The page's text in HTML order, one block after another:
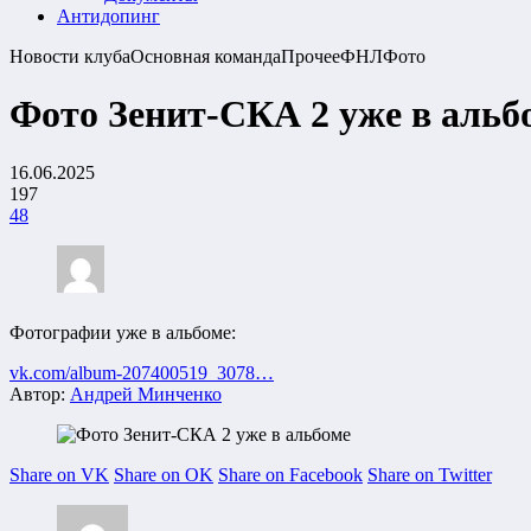
Антидопинг
Новости клубаОсновная командаПрочееФНЛФото
Фото Зенит-СКА 2 уже в
16.06.2025
197
48
Фотографии уже в альбоме:
vk.com/album-207400519_3078…
Автор: Андрей Минченко
Share on VK Share on OK Share on Facebook Share on Twitter